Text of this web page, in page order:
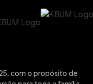
com o propósito de